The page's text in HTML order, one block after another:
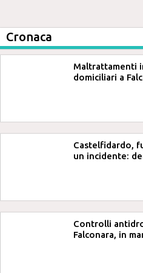
Cronaca
Maltrattamenti
domiciliari a
Castelfidardo,
un incidente:
Controlli
Falconara, in